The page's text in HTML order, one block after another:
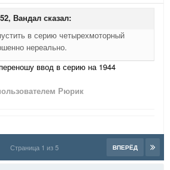
Вандал сказал:
в серию четырехмоторный
нереально.
ввод в серию на 1944
Рюрик
ВПЕРЁД
Страница 1 из 5